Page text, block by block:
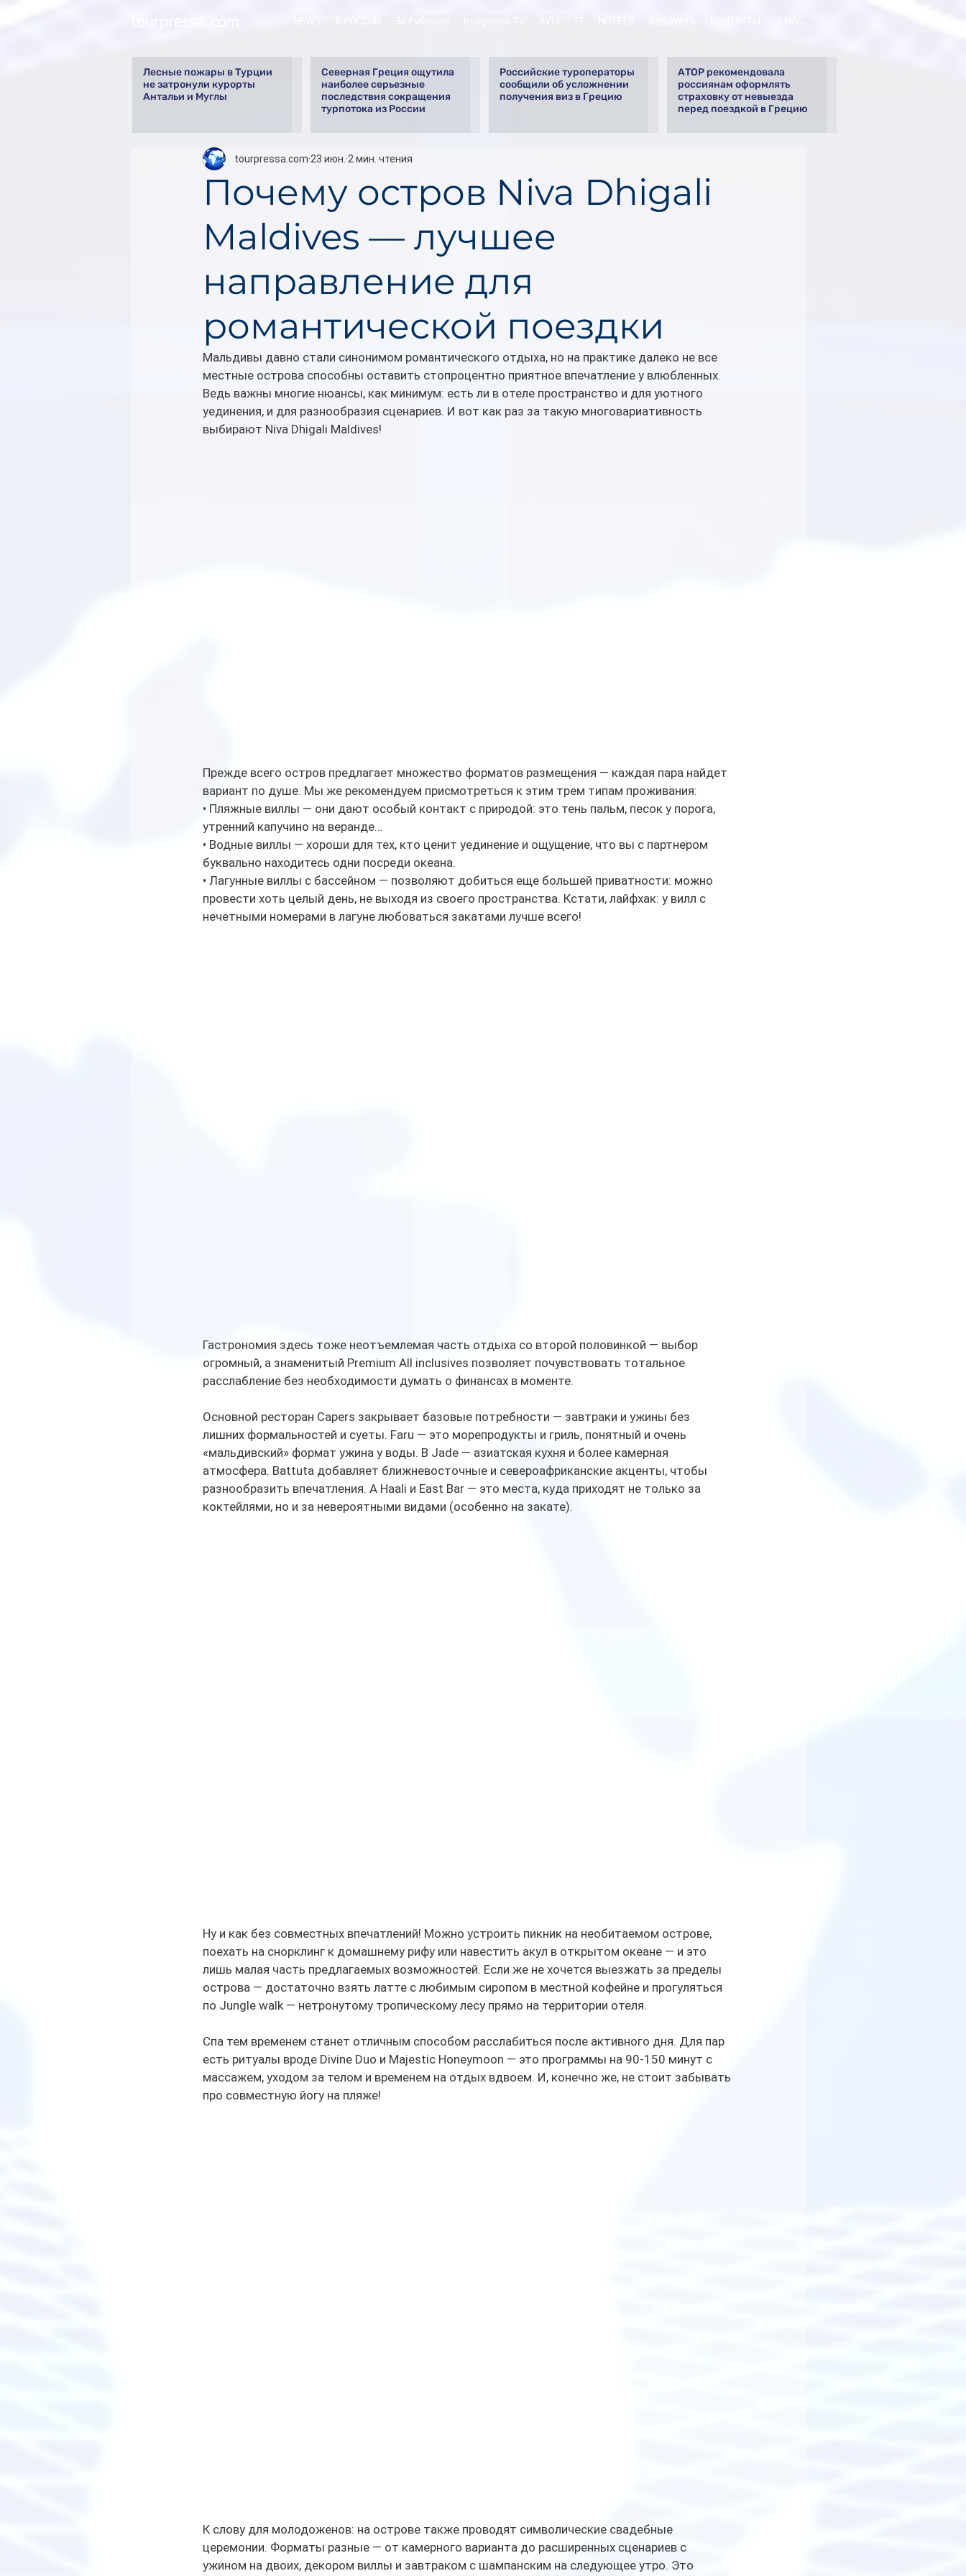
Лесные пожары в Турции
не затронули курорты
Антальи и Муглы
Северная Греция ощутила
наиболее серьезные
последствия сокращения
турпотока из России
Российские туроператоры
сообщили об усложнении
получения виз в Грецию
АТОР рекомендовала
россиянам оформлять
страховку от невыезда
перед поездкой в Грецию
Почему остров Niva Dhigali
Maldives — лучшее
направление для
романтической поездки
tourpressa.com 23 июн. 2 мин. чтения
Мальдивы давно стали синонимом романтического отдыха, но на практике далеко не все
местные острова способны оставить стопроцентно приятное впечатление у влюбленных.
Ведь важны многие нюансы, как минимум: есть ли в отеле пространство и для уютного
уединения, и для разнообразия сценариев. И вот как раз за такую многовариативность
выбирают Niva Dhigali Maldives!
Прежде всего остров предлагает множество форматов размещения — каждая пара найдет
вариант по душе. Мы же рекомендуем присмотреться к этим трем типам проживания:
• Пляжные виллы — они дают особый контакт с природой: это тень пальм, песок у порога,
утренний капучино на веранде…
• Водные виллы — хороши для тех, кто ценит уединение и ощущение, что вы с партнером
буквально находитесь одни посреди океана.
• Лагунные виллы с бассейном — позволяют добиться еще большей приватности: можно
провести хоть целый день, не выходя из своего пространства. Кстати, лайфхак: у вилл с
нечетными номерами в лагуне любоваться закатами лучше всего!
Гастрономия здесь тоже неотъемлемая часть отдыха со второй половинкой — выбор
огромный, а знаменитый Premium All inclusives позволяет почувствовать тотальное
расслабление без необходимости думать о финансах в моменте.
Основной ресторан Capers закрывает базовые потребности — завтраки и ужины без
лишних формальностей и суеты. Faru — это морепродукты и гриль, понятный и очень
«мальдивский» формат ужина у воды. В Jade — азиатская кухня и более камерная
атмосфера. Battuta добавляет ближневосточные и североафриканские акценты, чтобы
разнообразить впечатления. А Haali и East Bar — это места, куда приходят не только за
коктейлями, но и за невероятными видами (особенно на закате).
Ну и как без совместных впечатлений! Можно устроить пикник на необитаемом острове,
поехать на снорклинг к домашнему рифу или навестить акул в открытом океане — и это
лишь малая часть предлагаемых возможностей. Если же не хочется выезжать за пределы
острова — достаточно взять латте с любимым сиропом в местной кофейне и прогуляться
по Jungle walk — нетронутому тропическому лесу прямо на территории отеля.
Спа тем временем станет отличным способом расслабиться после активного дня. Для пар
есть ритуалы вроде Divine Duo и Majestic Honeymoon — это программы на 90-150 минут с
массажем, уходом за телом и временем на отдых вдвоем. И, конечно же, не стоит забывать
про совместную йогу на пляже!
К слову для молодоженов: на острове также проводят символические свадебные
церемонии. Форматы разные — от камерного варианта до расширенных сценариев с
ужином на двоих, декором виллы и завтраком с шампанским на следующее утро. Это